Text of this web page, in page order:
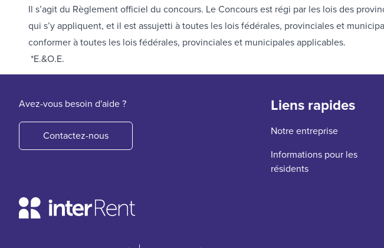
Il s’agit du Règlement officiel du concours. Le Concours est régi par les lois des
qui s’y appliquent, et il est assujetti à toutes les lois fédérales, provinciales et
conformer à toutes les lois fédérales, provinciales et municipales applicables.
*E.&O.E.
Avez-vous besoin d'aide ?
Contactez-nous
Liens rapides
Notre entreprise
Informations pour les
résidents